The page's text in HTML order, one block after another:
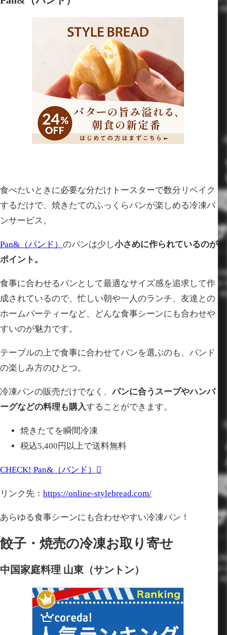
食べたいときに必要な分だけトースターで数分リベイク
するだけで、焼きたてのふっくらパンが楽しめる冷凍パ
ンサービス。
Pan&（パンド） のパンは少し小さめに作られているのが
ポイント。
食事に合わせるパンとして最適なサイズ感を追求して作
成されているので、忙しい朝や一人のランチ、友達との
ホームパーティーなど、どんな食事シーンにも合わせや
すいのが魅力です。
テーブルの上で食事に合わせてパンを選ぶのも、パンド
の楽しみ方のひとつ。
冷凍パンの販売だけでなく、パンに合うスープやハンバ
ーグなどの料理も購入することができます。
焼きたてを瞬間冷凍
税込5,400円以上で送料無料
CHECK! Pan&（パンド）
リンク先： https://online-stylebread.com/
あらゆる食事シーンにも合わせやすい冷凍パン！
餃子・焼売の冷凍お取り寄せ
中国家庭料理 山東（サントン）